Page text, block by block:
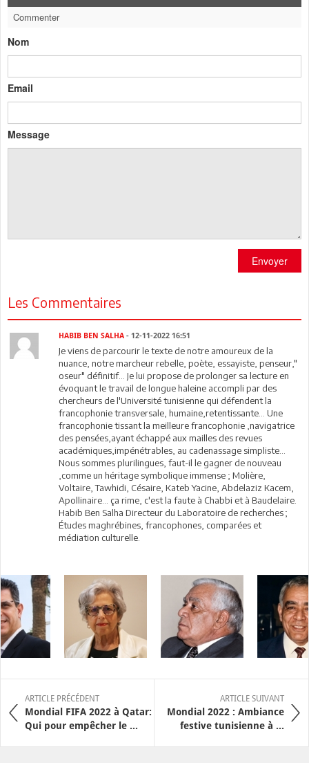
Commenter
Nom
Email
Message
Envoyer
Les Commentaires
HABIB BEN SALHA - 12-11-2022 16:51
Je viens de parcourir le texte de notre amoureux de la
nuance, notre marcheur rebelle, poète, essayiste, penseur,"
oseur" définitif... Je lui propose de prolonger sa lecture en
évoquant le travail de longue haleine accompli par des
chercheurs de l'Université tunisienne qui défendent la
francophonie transversale, humaine,retentissante... Une
francophonie tissant la meilleure francophonie ,navigatrice
des pensées,ayant échappé aux mailles des revues
académiques,impénétrables, au cadenassage simpliste...
Nous sommes plurilingues, faut-il le gagner de nouveau
,comme un héritage symbolique immense ; Molière,
Voltaire, Tawhidi, Césaire, Kateb Yacine, Abdelaziz Kacem,
Apollinaire… ça rime, c'est la faute à Chabbi et à Baudelaire.
Habib Ben Salha Directeur du Laboratoire de recherches ;
Études maghrébines, francophones, comparées et
médiation culturelle.
ARTICLE PRÉCÉDENT
Mondial FIFA 2022 à Qatar:
Qui pour empêcher le ...
ARTICLE SUIVANT
Mondial 2022 : Ambiance
festive tunisienne à ...